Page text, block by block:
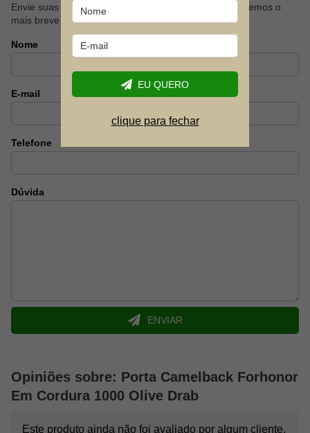
Envie suas dúvidas sobre este produto que responderemos o
mais breve possível.
Nome
E-mail
Telefone
Dúvida
ENVIAR
Opiniões sobre: Porta Camelback Forhonor
Em Cordura 1000 Olive Drab
Este produto ainda não foi avaliado por algum cliente.
EU QUERO
clique para fechar